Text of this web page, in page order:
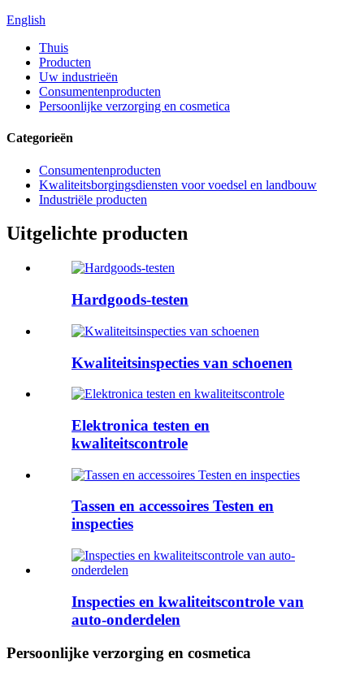
English
Thuis
Producten
Uw industrieën
Consumentenproducten
Persoonlijke verzorging en cosmetica
Categorieën
Consumentenproducten
Kwaliteitsborgingsdiensten voor voedsel en landbouw
Industriële producten
Uitgelichte producten
Hardgoods-testen
Kwaliteitsinspecties van schoenen
Elektronica testen en
kwaliteitscontrole
Tassen en accessoires Testen en
inspecties
Inspecties en kwaliteitscontrole van
auto-onderdelen
Persoonlijke verzorging en cosmetica